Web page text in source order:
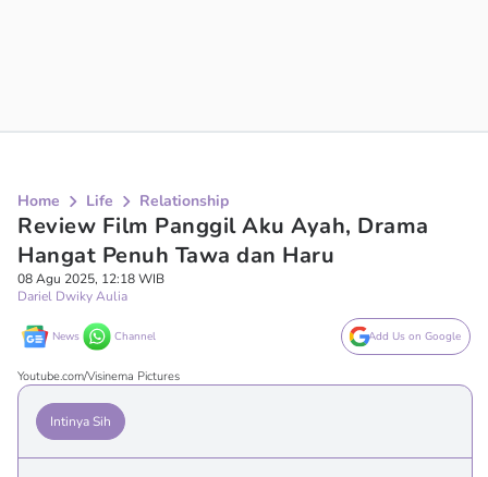
Home Life Relationship
Review Film Panggil Aku Ayah, Drama
Hangat Penuh Tawa dan Haru
08 Agu 2025, 12:18 WIB
Dariel Dwiky Aulia
News Channel Add Us on Google
Youtube.com/Visinema Pictures
Intinya Sih